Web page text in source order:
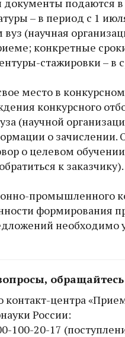
документы подаются
– в период с 1
(научная
конкретные
стажировки – в
место в
конкурсного
(научной
о зачислении.
о целевом
к заказчику).
промышленного
формирования
необходимо
контакт-центра
России:
20-17